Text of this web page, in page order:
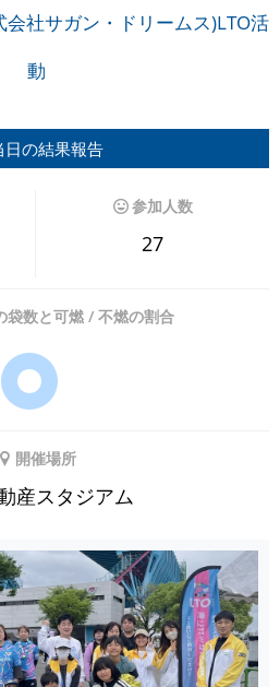
社サガン・ドリームス)LTO活
動
日の結果報告
参加人数
27
袋数と可燃 / 不燃の割合
開催場所
産スタジアム